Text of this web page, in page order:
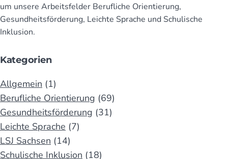
um unsere Arbeits­felder Beruf­liche Orien­tierung,
Gesund­heits­för­derung, Leichte Sprache und Schu­lische
Inklusion.
Kategorien
Allgemein (1)
Berufliche Orientierung (69)
Gesundheitsförderung (31)
Leichte Sprache (7)
LSJ Sachsen (14)
Schulische Inklusion (18)